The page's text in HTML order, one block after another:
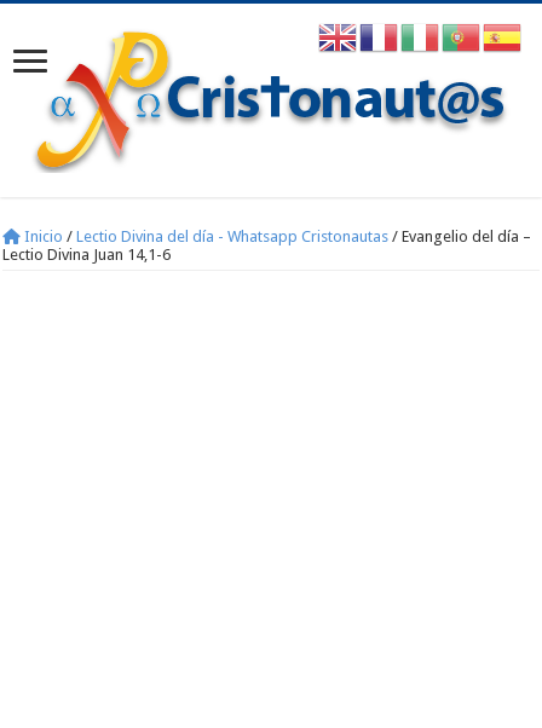
Inicio / Lectio Divina del día - Whatsapp Cristonautas / Evangelio del día –
Lectio Divina Juan 14,1-6